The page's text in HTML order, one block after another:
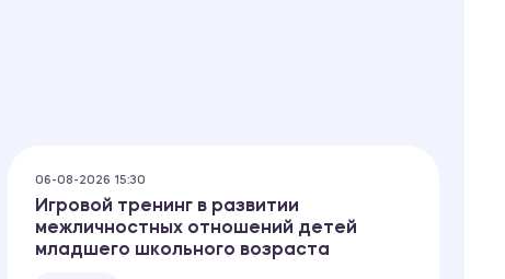
06-08-2026 15:30
Игровой тренинг в развитии
межличностных отношений детей
младшего школьного возраста